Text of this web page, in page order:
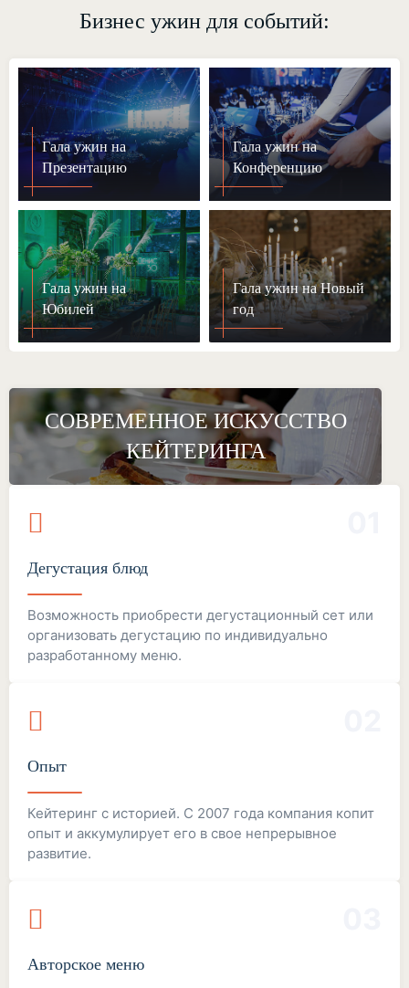
Бизнес ужин для событий:
Гала ужин на
Презентацию
Гала ужин на
Конференцию
Гала ужин на
Юбилей
Гала ужин на Новый
год
Дегустация блюд
Возможность приобрести дегустационный сет или
организовать дегустацию по индивидуально
разработанному меню.
СОВРЕМЕННОЕ ИСКУССТВО
КЕЙТЕРИНГА
Опыт
Кейтеринг с историей. С 2007 года компания копит
опыт и аккумулирует его в свое непрерывное
развитие.
Авторское меню